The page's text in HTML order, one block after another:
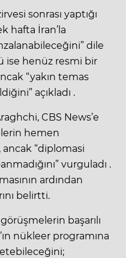
sonrası yaptığı
hafta İran’la
dile
ise henüz resmi bir
“yakın temas
açıkladı .
CBS News’e
hemen
ancak “diplomasi
vurguladı .
ardından
belirtti.
başarılı
nükleer programına